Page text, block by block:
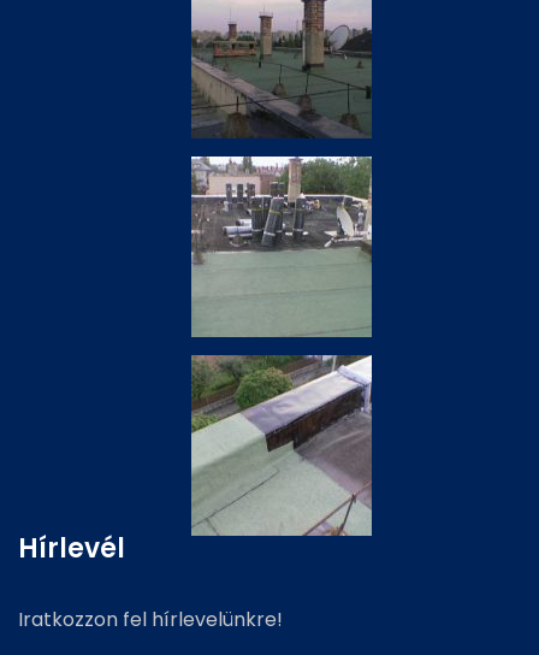
Hírlevél
Iratkozzon fel hírlevelünkre!